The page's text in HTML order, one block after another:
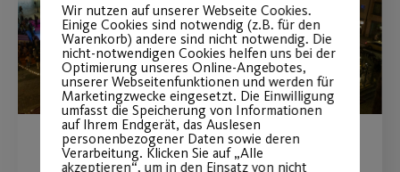
Eröffnung der Nürnberger
Wir nutzen auf unserer Webseite Cookies.
Einige Cookies sind notwendig (z.B. für den
Warenkorb) andere sind nicht notwendig. Die
nicht-notwendigen Cookies helfen uns bei der
Optimierung unseres Online-Angebotes,
unserer Webseitenfunktionen und werden für
Marketingzwecke eingesetzt. Die Einwilligung
umfasst die Speicherung von Informationen
auf Ihrem Endgerät, das Auslesen
personenbezogener Daten sowie deren
Verarbeitung. Klicken Sie auf „Alle
akzeptieren“, um in den Einsatz von nicht